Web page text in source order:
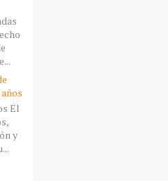
El
y